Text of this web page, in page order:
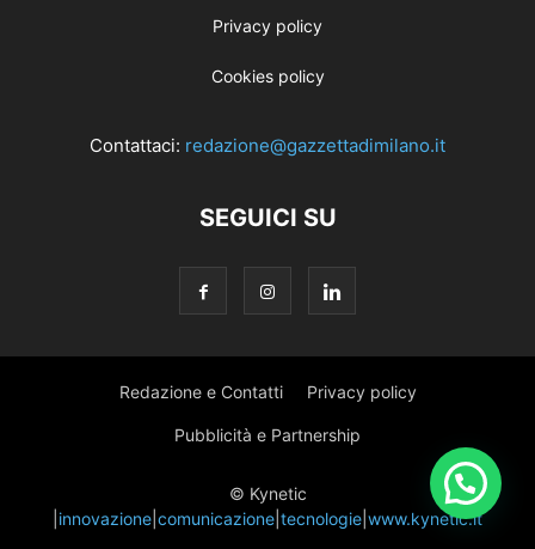
Privacy policy
Cookies policy
Contattaci: redazione@gazzettadimilano.it
SEGUICI SU
Redazione e Contatti Privacy policy
Pubblicità e Partnership
© Kynetic
innovazione comunicazione tecnologie www.kynetic.it